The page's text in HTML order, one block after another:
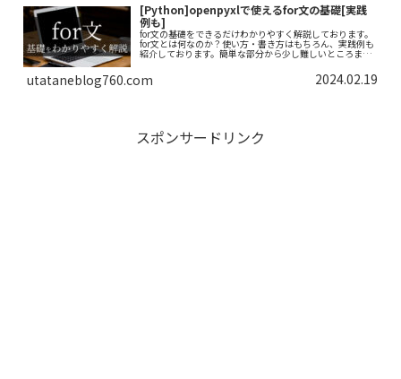
[Python]openpyxlで使えるfor文の基礎[実践
例も]
for文の基礎をできるだけわかりやすく解説しております。
for文とは何なのか？使い方・書き方はもちろん、実践例も
紹介しております。簡単な部分から少し難しいところまで
utataneblog760.com 2024.02.19
スポンサードリンク